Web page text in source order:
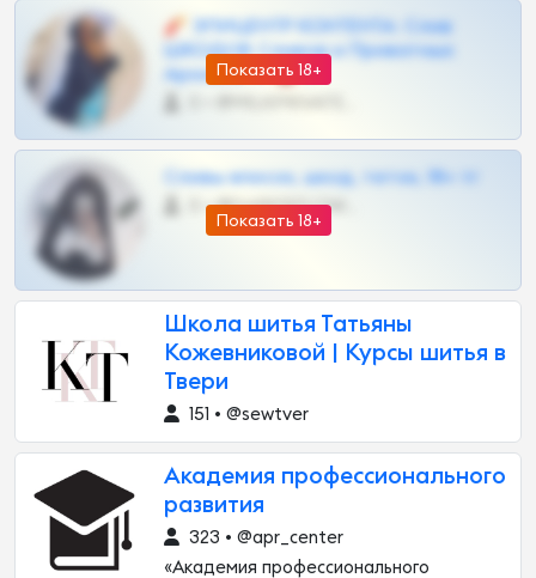
Показать 18+
🧨 ЭПИЦЕНТР КОНТЕНТА: Слив
ШКОДОВ Сливов и Приватных
Архивов ТГ 🔞💎
Показать 18+
Сливы вписок, шкод, теток, 18+ тг
0 •
Школа шитья Татьяны
Кожевниковой | Курсы шитья в
Твери
151 • @sewtver
Академия профессионального
развития
323 • @apr_center
«Академия профессионального